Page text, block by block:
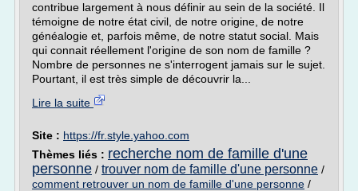
contribue largement à nous définir au sein de la société. Il
témoigne de notre état civil, de notre origine, de notre
généalogie et, parfois même, de notre statut social. Mais
qui connait réellement l'origine de son nom de famille ?
Nombre de personnes ne s'interrogent jamais sur le sujet.
Pourtant, il est très simple de découvrir la...
Lire la suite
Site : https://fr.style.yahoo.com
Thèmes liés : recherche nom de famille d'une
personne / trouver nom de famille d'une personne /
comment retrouver un nom de famille d'une personne /